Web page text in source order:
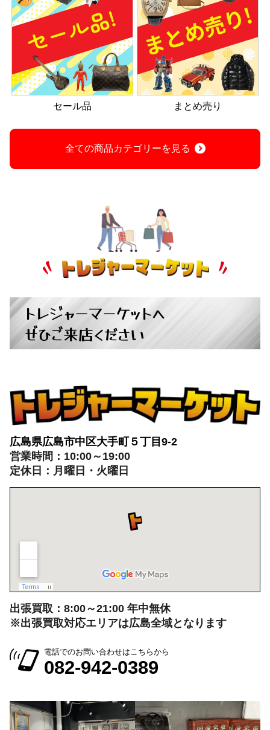
セール品 まとめ売り
全ての商品カテゴリーを見る
トレジャーマーケットへ
ぜひご来店ください
広島県広島市中区大手町５丁目9-2
営業時間：10:00～19:00
定休日：月曜日・火曜日
出張買取：8:00～21:00 年中無休
※出張買取対応エリアは広島全域となります
電話でのお問い合わせはこちらから
082-942-0389